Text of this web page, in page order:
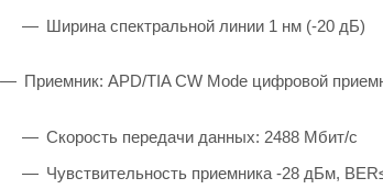
Ширина спектральной линии 1 нм (-20 дБ)
Приемник: APD/TIA CW Mode цифровой
Скорость передачи данных: 2488 Мбит/с
Чувствительность приемника -28 дБм,